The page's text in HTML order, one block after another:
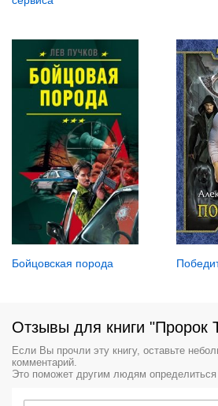
Бойцовская порода
Отзывы для книги "Пророк
Если Вы прочли эту книгу, оставьте
комментарий.
Это поможет другим людям определиться